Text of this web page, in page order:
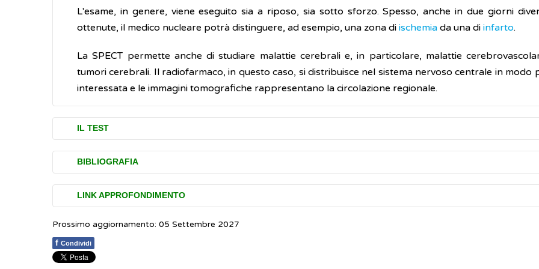
L'esame, in genere, viene eseguito sia a riposo, sia sotto sforzo. Spesso, anche in due giorni
ottenute, il medico nucleare potrà distinguere, ad esempio, una zona di ischemia da una di infarto.
La SPECT permette anche di studiare malattie cerebrali e, in particolare, malattie
tumori cerebrali. Il radiofarmaco, in questo caso, si distribuisce nel sistema nervoso centrale in
interessata e le immagini tomografiche rappresentano la circolazione regionale.
IL TEST
L'esame tomoscintigrafico prevede la somministrazione, generalmente per endovena, di un
effettuare. Per alcuni esami come, ad esempio, la tomoscintigrafia cerebrale, i radiofarmaci
per endovena, per via intraperitoneale o per via locale.
Tra la somministrazione del radiofarmaco e l'acquisizione delle immagini scintigrafiche è
permettere al radiofarmaco di distribuirsi nelle aree da indagare. Generalmente, viene chiesto di
attesa sia dopo l'esame per favorire l'eliminazione di quella parte del radiofarmaco che non viene
BIBLIOGRAFIA
Associazione Italiana di Medicina Nucleare ed Imaging Molecolare
World Health Organization (WHO). The Global Health Observatory: explore a world of health
tomography (per million population), total density
LINK APPROFONDIMENTO
International Atomic Energy Agency (IAEA).
Associazione Italiana di Fisica Medica e Sanitaria (AIFM).
Prossimo aggiornamento: 05 Settembre 2027
f Condividi